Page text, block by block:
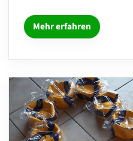
Mehr erfahren